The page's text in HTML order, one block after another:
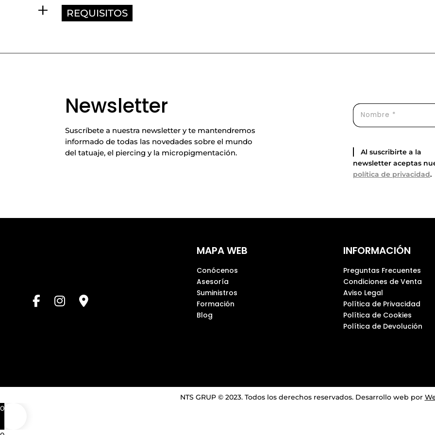
REQUISITOS
Newsletter
Suscríbete a nuestra newsletter y te mantendremos
informado de todas las novedades sobre el mundo
del tatuaje, el piercing y la micropigmentación.
Al suscribirte a la
newsletter aceptas
política de privacidad.
MAPA WEB
Conócenos
Asesoría
Suministros
Formación
Blog
INFORMACIÓN
Preguntas Frecuentes
Condiciones de Venta
Aviso Legal
Política de Privacidad
Política de Cookies
Política de Devolución
NTS GRUP © 2023. Todos los derechos reservados. Desarrollo web por
0